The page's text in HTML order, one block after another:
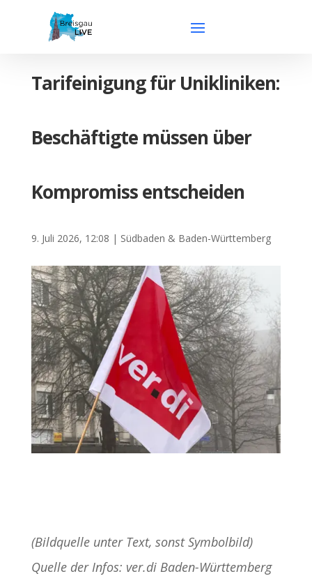
Tarifeinigung für Unikliniken:
Beschäftigte müssen über
Kompromiss entscheiden
9. Juli 2026, 12:08 | Südbaden & Baden-Württemberg
(Bildquelle unter Text, sonst Symbolbild)
Quelle der Infos: ver.di Baden-Württemberg